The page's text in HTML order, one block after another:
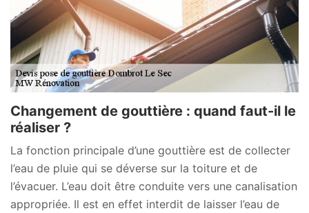
Changement de gouttière : quand faut-il le
réaliser ?
La fonction principale d’une gouttière est de collecter
l’eau de pluie qui se déverse sur la toiture et de
l’évacuer. L’eau doit être conduite vers une canalisation
appropriée. Il est en effet interdit de laisser l’eau de